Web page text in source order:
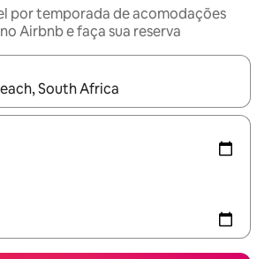
por temporada de acomodações
Airbnb e faça sua reserva
estiverem disponíveis, explore-os